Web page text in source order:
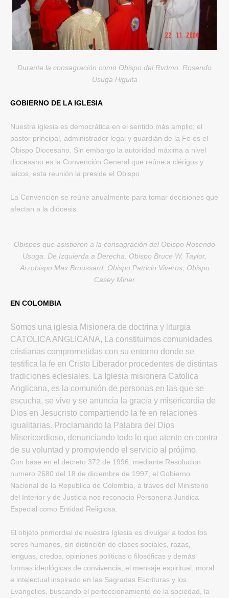
Durante la consagración como Obispo del Rvdmo. Rosendo
Usuga Higuita
GOBIERNO DE LA IGLESIA
Nuestra iglesia es democrática en el sentido más amplio; el
pastor principal, administrador legal y guardián de la Fe es el
Obispo Diocesano. Sin embargo la autoridad máxima a nivel
diocesano es la Convención General que reúne a clérigos y
laicos, esta reunión la preside el Obispo.
La Convención se reúne anualmente para tomar decisiones que
afectan a la diócesis.
Obispos que asistieron a la consagración del Obispo Rosendo
Usuga. De Izquierda a Derecha: Obispo Bruce W. Taylor,
Arzobispo Max Broussard, Obispo Patricio Viveros, Obispo
Casey Miner
EN COLOMBIA
Somos una iglesia Misionera de doctrina y liturgia
CATOLICA ANGLICANA, La constituimos comunidades
cristianas comprometidas con su entorno donde se
testifica la fe en Cristo Liberador procedentes de distintas
tradiciones eclesiales. La Iglesia misionera Catolica
Anglicana, es la comunión de personas en las que se
escucha, se vive y se anuncia la gracia y misericordia de
Dios en Jesucristo compartiendo la fe en relaciones
igualitarias. Proclamando la Palabra del Dios
Misericordioso, denunciando todo lo que atente en contra
de su voluntad y promoviendo el servicio al prójimo.
Con base en el decreto 372 de 1996, mediante Resolucion
numero 2680 del 18 de diciembre de 1997, el Gobierno
Nacional de la Republica de Colombia, a traves del Ministerio
del Interior y de Justicia nos reconocio Personeria Juridica
Especial como Entidad Religiosa.
El objeto primordial de nuestra Iglesia es divulgar a todos los
seres humanos, sin distinción de clases sociales, razas,
lenguas, credos, opiniones políticas o filosóficas y demás
formas ideológicas de convivencia, el mensaje espiritual, moral
e intelectual inspirado en las Sagradas Escrituras y los
Evangelios, buscando el perfeccionamiento de la sociedad, la